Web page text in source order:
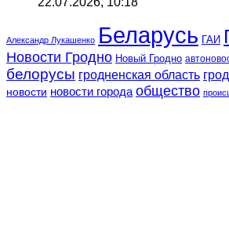
Александр Лукашенко Беларусь ГАИ
Новости Гродно Новый Гродно
белорусы гродненская область
новости новости города общество